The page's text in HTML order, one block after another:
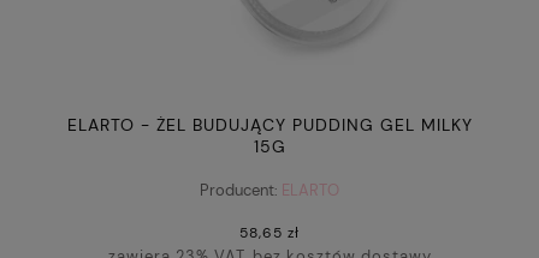
ELARTO - ŻEL BUDUJĄCY PUDDING GEL MILKY
15G
Producent: ELARTO
58,65 zł